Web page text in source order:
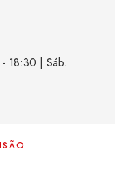
18:30 | Sáb.